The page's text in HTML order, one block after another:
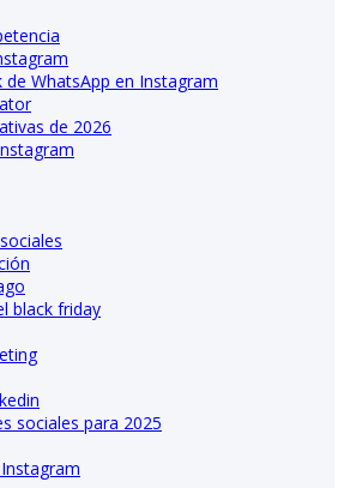
WhatsApp en Instagram
de 2026
black friday
sociales para 2025